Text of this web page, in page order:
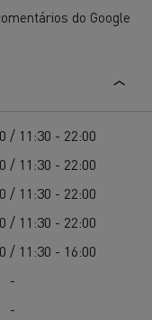
do Google
/ 11:30 - 22:00
/ 11:30 - 22:00
/ 11:30 - 22:00
/ 11:30 - 22:00
/ 11:30 - 16:00
-
-